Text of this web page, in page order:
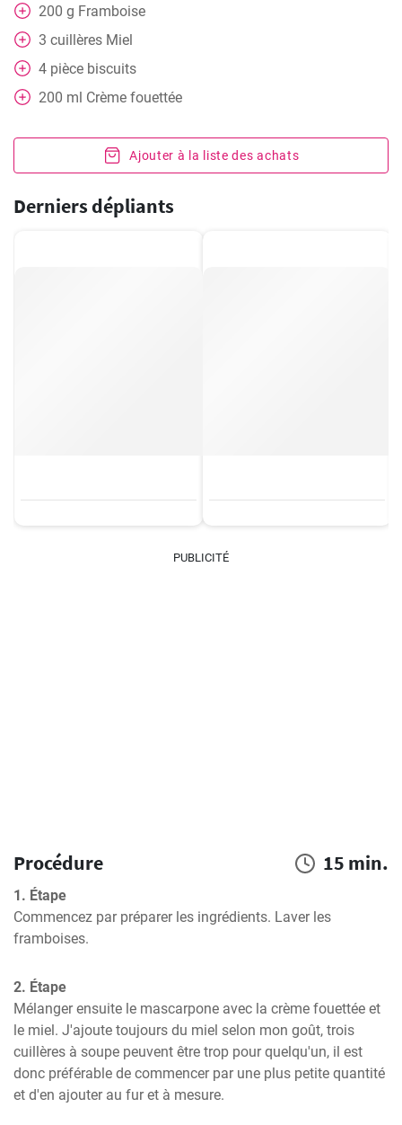
200 g Framboise
3 cuillères Miel
4 pièce biscuits
200 ml Crème fouettée
Ajouter à la liste des achats
Derniers dépliants
PUBLICITÉ
Procédure 15 min.
1. Étape
Commencez par préparer les ingrédients. Laver les
framboises.
2. Étape
Mélanger ensuite le mascarpone avec la crème fouettée et
le miel. J'ajoute toujours du miel selon mon goût, trois
cuillères à soupe peuvent être trop pour quelqu'un, il est
donc préférable de commencer par une plus petite quantité
et d'en ajouter au fur et à mesure.